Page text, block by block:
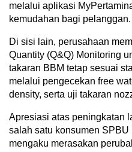
melalui aplikasi
kemudahan bagi pelanggan.
Di sisi lain, perusahaan
Quantity (Q&Q) Monitoring
takaran BBM tetap sesuai
melalui pengecekan free
density, serta uji takaran
Apresiasi atas peningkatan
salah satu konsumen SPBU
mengaku merasakan